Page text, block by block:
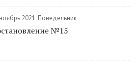
2021, Понедельник
№15